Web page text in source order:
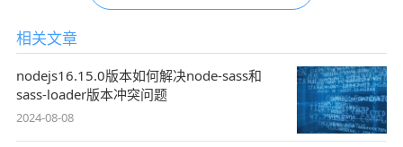
相关文章
nodejs16.15.0版本如何解决node-sass和
sass-loader版本冲突问题
2024-08-08